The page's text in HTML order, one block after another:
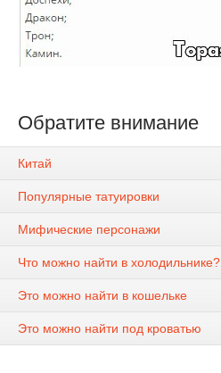
Обратите внимание
Китай
Популярные татуировки
Мифические персонажи
Что можно найти в холодильнике?
Это можно найти в кошельке
Это можно найти под кроватью